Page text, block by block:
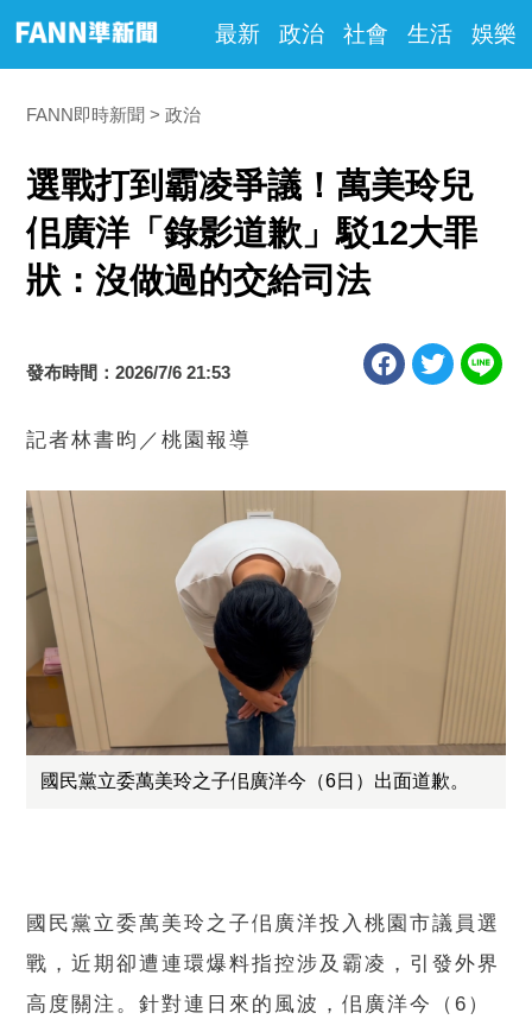
最新 政治 社會 生活 娛樂
FANN即時新聞 政治
選戰打到霸凌爭議！萬美玲兒
佀廣洋「錄影道歉」駁12大罪
狀：沒做過的交給司法
發布時間：2026/7/6 21:53
記者林書昀／桃園報導
國民黨立委萬美玲之子佀廣洋今（6日）出面道歉。
國民黨立委萬美玲之子佀廣洋投入桃園市議員選
戰，近期卻遭連環爆料指控涉及霸凌，引發外界
高度關注。針對連日來的風波，佀廣洋今（6）